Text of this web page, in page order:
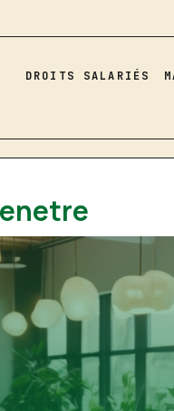
DROITS SALARIÉS